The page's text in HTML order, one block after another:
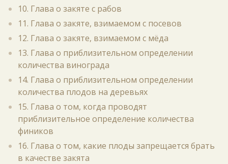
10. Глава о закяте с рабов
11. Глава о закяте, взимаемом с посевов
12. Глава о закяте, взимаемом с мёда
13. Глава о приблизительном определении
количества винограда
14. Глава о приблизительном определении
количества плодов на деревьях
15. Глава о том, когда проводят
приблизительное определение количества
фиников
16. Глава о том, какие плоды запрещается брать
в качестве закята